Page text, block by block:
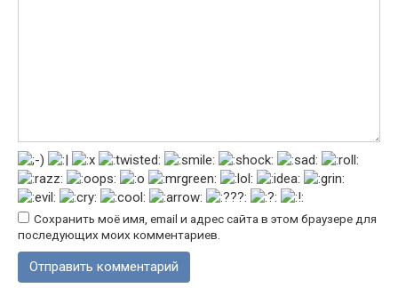
Сохранить моё имя, email и адрес сайта в этом браузере для
последующих моих комментариев.